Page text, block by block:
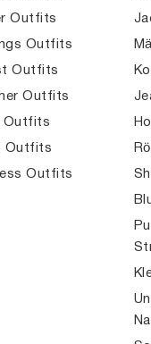
Outfits
Outfits
Outfits
Outfits
Outfits
Outfits
Outfits